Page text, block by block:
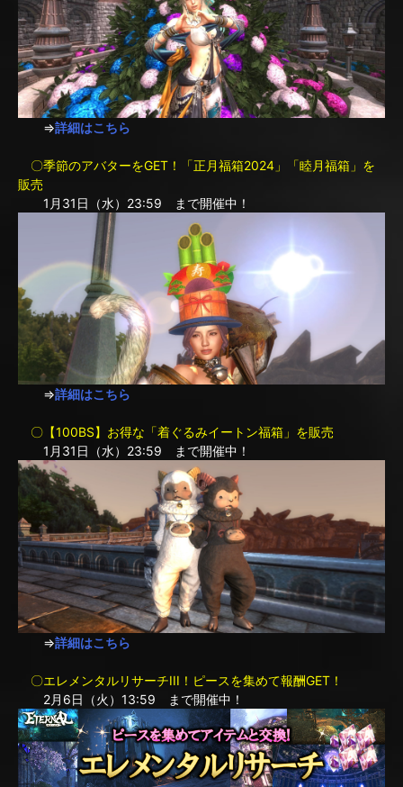
⇒詳細はこちら
〇季節のアバターをGET！「正月福箱2024」「睦月福箱」を
販売
1月31日（水）23:59 まで開催中！
⇒詳細はこちら
〇【100BS】お得な「着ぐるみイートン福箱」を販売
1月31日（水）23:59 まで開催中！
⇒詳細はこちら
〇エレメンタルリサーチIII！ピースを集めて報酬GET！
2月6日（火）13:59 まで開催中！